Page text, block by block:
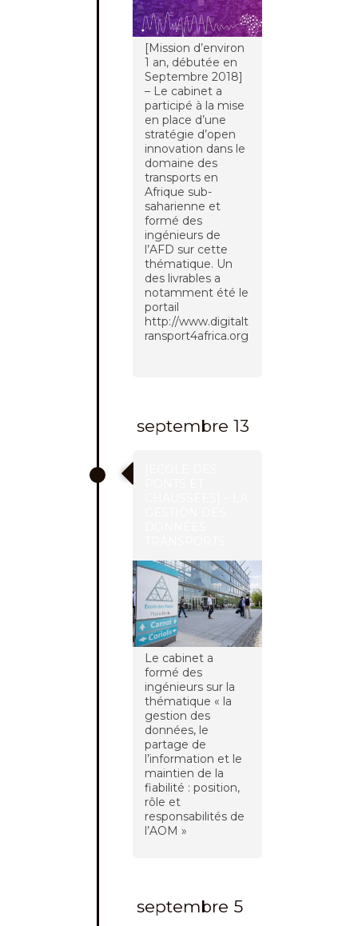
[Mission d’environ
1 an, débutée en
Septembre 2018]
– Le cabinet a
participé à la mise
en place d’une
stratégie d’open
innovation dans le
domaine des
transports en
Afrique sub-
saharienne et
formé des
ingénieurs de
l’AFD sur cette
thématique. Un
des livrables a
notamment été le
portail
http://www.digitalt
ransport4africa.org
septembre 13
Le cabinet a
formé des
ingénieurs sur la
thématique « la
gestion des
données, le
partage de
l’information et le
maintien de la
fiabilité : position,
rôle et
responsabilités de
l’AOM »
septembre 5